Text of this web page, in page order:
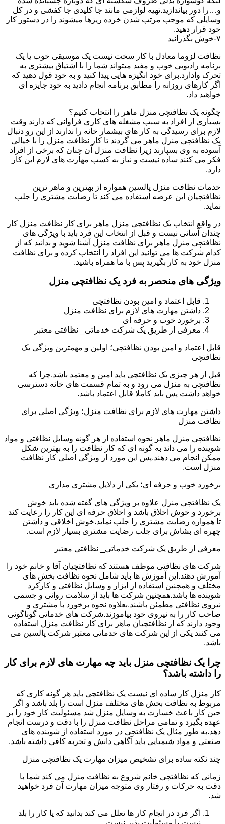
و…را دور بیاندازید.تهیه لوازمی مانند جا کلیدی جا کفشی و در کل
وسایلی که موجب مرتب شدن خرده ریزها میشوند را در دستور کار
خود قرار دهید.
۷-خوش بگذرانید
نظافت لزوما معادل با کار سخت نیست یک موسیقی خوب یا یک
برنامه رادیویی خوب و مفید میتواند شما را با اشتیاق بیشتری به
تحرک وادارد.برای خود انگیزه هایی پیدا کنید و به خود قول دهید که
اگر کارهای روزانه را مطابق برنامه انجام دادید به خود جایزه ای
خواهید داد.
چگونه یک نظافتچی منزل ماهر را انتخاب کنیم؟
بسیاری از افراد به سبب مشغله های کاری فراوانی که دارند وقت
لازم برای رسیدگی به کار های بیشمار خانه را ندارند از این رو دنبال
یک نظافتچی منزل ماهر می گردند تا کار نظافت منزل را با خیالی
آسوده به وی بسپارند زیرا نظافت منزل آن چنان که برخی از افراد
فکر می کنند ساده نیست و نیاز به کسب مهارت های لازم این کار
دارد.
خدمات نظافت منزل پالسین همواره از بهترین و ماهر ترین
نظافتچیان این عرصه استفاده می کند تا رضایت مشتری را جلب
نماید.
در واقع انتخاب یک نظافتچی منزل ماهر برای کار نظافت منزل کار
چندان آسانی نیست و قبل از انتخاب این فرد باید با ویژگی های
نظافتچی منزل ماهر برای نظافت منزل آشنا شوید و بدانید که از
کدام شرکت ها می توانید این افراد را انتخاب کرده و برای نظافت
منزل خود به کار بگیرید پس با ما همراه باشید.
ویژگی های منحصر به فرد یک نظافتچی منزل
قابل اعتماد و امین بودن نظافتچی
داشتن مهارت های لازم برای نظافت منزل
برخورد خوب و حرفه ای
معرفی از طریق یک شرکت خدماتی_ نظافتی معتبر
قابل اعتماد و امین بودن نظافتچی؛ اولین و مهمترین ویژگی یک
نظافتچی
قبل از هر چیزی یک نظافتچی باید امین و معتمد باشد.چرا که
نظافتچی به منزل می رود و به تمام قسمت های خانه دسترسی
خواهد داشت پس باید کاملا قابل اعتماد باشد.
داشتن مهارت های لازم برای نظافت منزل؛ ویژگی اصلی برای
نظافت منزل
نظافتچی منزل ماهر نحوه استفاده از هر گونه وسایل نظافتی و مواد
شوینده را می داند به گونه ای که کار نظافت را به بهترین شکل
ممکن انجام می دهند.پس این مورد از ویژگی اصلی کار نظافت
منزل است.
برخورد خوب و حرفه ای؛ یکی از دلایل مشتری مداری
یک نظافتچی منزل علاوه بر ویژگی های گفته شده باید خوش
برخورد و خوش اخلاق باشد و اخلاق حرفه ای این کار را رعایت کند
تا همواره رضایت مشتری را جلب نماید.خوش اخلاقی و داشتن
چهره ای بشاش برای جلب رضایت مشتری بسیار لازم است.
معرفی از طریق یک شرکت خدماتی_ نظافتی معتبر
شرکت های نظافتی موظف هستند که نظافتچیان آقا و خانم خود را
آموزش دهند.این آموزش ها باید شامل نحوه نظافت بخش های
مختلف و همچنین استفاده از ابزار و وسایل نظافتی و کارکرد
شوینده ها باشد.همچنین شرکت ها باید از سلامت روانی و جسمی
نیروی نظافتی مطمئن باشند.بعلاوه نحوه برخورد با مشتری و
صاحب کار را به نیروی خود بیاموزند.شرکت های خدماتی گوناگونی
وجود دارند که از نظافتچیان ماهر برای کار نظافت منزل استفاده
می کنند یکی از این شرکت های خدماتی معتبر شرکت پالسین می
باشد.
چرا یک نظافتچی منزل باید چه مهارت های لازم برای کار
را داشته باشد؟
کار منزل کار ساده ای نیست یک نظافتچی باید هر گونه کاری که
مربوط به نظافت بخش های مختلف منزل است را بلد باشد و اگر
حین کار باعث خسارت به وسایل منزل شد مسئولیت کار خود را بر
عهده بگیرد و تمامی مراحل نظافت منزل را با دقت و درست انجام
دهد.به طور مثال یک نظافتچی در مورد استفاده از شوینده های
صنعتی و مواد شیمیایی باید آگاهی دانش و تجربه کافی داشته باشد.
چند نکته ساده برای تشخیص میزان مهارت یک نظافتچی منزل
زمانی که نظافتچی خانم شروع به نظافت منزل می کند شما با
دقت به حرکات و رفتار وی متوجه میزان مهارت آن فرد خواهید
شد.
اگر فرد در انجام کار ها تعلل می کند بدانید که یا کار را بلد